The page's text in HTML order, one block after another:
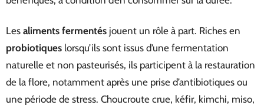
Les aliments fermentés jouent un rôle à part. Riches en
probiotiques lorsqu’ils sont issus d’une fermentation
naturelle et non pasteurisés, ils participent à la restauration
de la flore, notamment après une prise d’antibiotiques ou
une période de stress. Choucroute crue, kéfir, kimchi, miso,